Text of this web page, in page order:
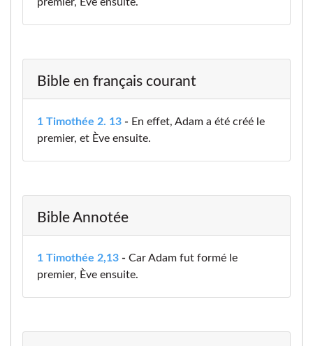
premier, Ève ensuite.
Bible en français courant
1 Timothée 2. 13 - En effet, Adam a été créé le
premier, et Ève ensuite.
Bible Annotée
1 Timothée 2,13 - Car Adam fut formé le
premier, Ève ensuite.